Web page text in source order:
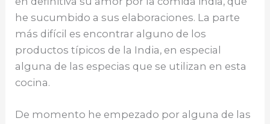
o
k
p
r
he sucumbido a sus elaboraciones. La parte
más difícil es encontrar alguno de los
productos típicos de la India, en especial
alguna de las especias que se utilizan en esta
cocina.
De momento he empezado por alguna de las